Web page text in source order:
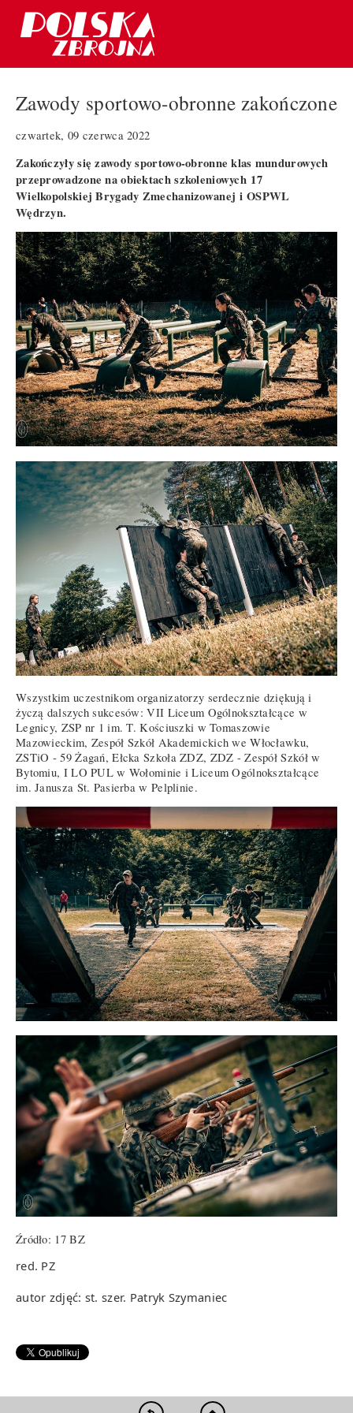
Zawody sportowo-obronne zakończone
czwartek, 09 czerwca 2022
Zakończyły się zawody sportowo-obronne klas mundurowych
przeprowadzone na obiektach szkoleniowych 17
Wielkopolskiej Brygady Zmechanizowanej i OSPWL
Wędrzyn.
Wszystkim uczestnikom organizatorzy serdecznie dziękują i
życzą dalszych sukcesów: VII Liceum Ogólnokształcące w
Legnicy, ZSP nr 1 im. T. Kościuszki w Tomaszowie
Mazowieckim, Zespół Szkół Akademickich we Włocławku,
ZSTiO - 59 Żagań, Ełcka Szkoła ZDZ, ZDZ - Zespół Szkół w
Bytomiu, I LO PUL w Wołominie i Liceum Ogólnokształcące
im. Janusza St. Pasierba w Pelplinie.
Źródło: 17 BZ
red. PZ
autor zdjęć: st. szer. Patryk Szymaniec